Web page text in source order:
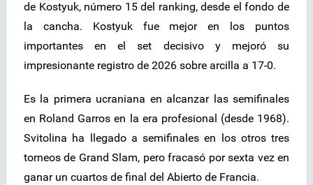
de Kostyuk, número 15 del ranking, desde el fondo de
la cancha. Kostyuk fue mejor en los puntos
importantes en el set decisivo y mejoró su
impresionante registro de 2026 sobre arcilla a 17-0.
Es la primera ucraniana en alcanzar las semifinales
en Roland Garros en la era profesional (desde 1968).
Svitolina ha llegado a semifinales en los otros tres
torneos de Grand Slam, pero fracasó por sexta vez en
ganar un cuartos de final del Abierto de Francia.